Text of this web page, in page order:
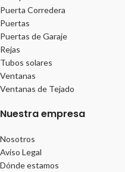
Puerta Corredera
Puertas
Puertas de Garaje
Rejas
Tubos solares
Ventanas
Ventanas de Tejado
Nuestra empresa
Nosotros
Aviso Legal
Dónde estamos